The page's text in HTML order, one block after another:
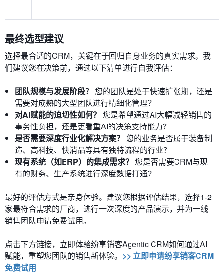
最终选型建议
选择最合适的CRM，关键在于回归自身业务的真实需求。我
们建议您在决策前，通过以下清单进行自我评估：
团队规模与发展阶段？ 您的团队是处于快速扩张期，还是
需要对成熟的大型团队进行精细化管理？
对AI赋能的迫切性如何？ 您是希望通过AI大幅减轻销售的
事务性负担，还是更看重AI的决策支持能力？
是否需要深度行业化解决方案？ 您的业务是否属于装备制
造、高科技、快消品等具有独特流程的行业？
现有系统（如ERP）的集成需求？ 您是否需要CRM与现
有的财务、生产系统进行深度数据打通？
最好的评估方式是亲身体验。建议您根据评估结果，选择1-2
家最符合需求的厂商，进行一次深度的产品演示，并为一线
销售团队申请免费试用。
点击下方链接，立即体验纷享销客Agentic CRM如何通过AI
赋能，重塑您团队的销售新体验。 >> 立即申请纷享销客CRM
免费试用